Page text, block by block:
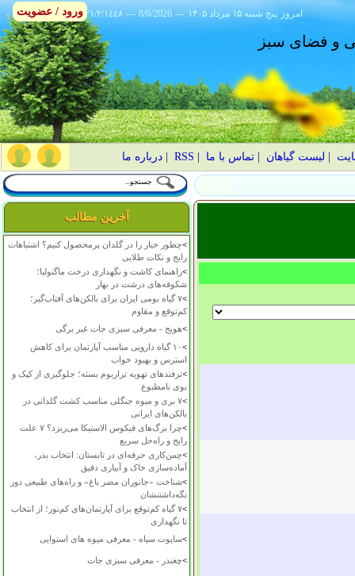
٢١/٢/١٤٤٨ --- 8/6/2026 --- ۱۴۰۵ پنج شنبه ۱۵ مرداد امروز
و فضای سبز
لیست گیاهان |تماس با ما RSS
|درباره ما
آخرین مطالب
>چطور خیار را در گلدان پرمحصول کنیم؟ اشتباهات
رایج و نکات طلایی
>راهنمای کاشت و نگهداری درخت ماگنولیا؛
شکوفه‌های درشت در بهار
>
۷ گیاه بومی ایران برای بالکن‌های آفتاب‌گیر؛
کم‌توقع و مقاوم
>هویج - معرفی سبزی جات غیر برگی
>
۱۰ گیاه دارویی مناسب آپارتمان برای کاهش
استرس و بهبود خواب
>ترفندهای تهویه تراریوم بسته؛ جلوگیری از کپک و
بوی نامطبوع
>
۷ بری و میوه جنگلی مناسب کشت گلدانی در
بالکن‌های ایرانی
>
چرا برگ‌های فیکوس الاستیکا می‌ریزد؟ ۷ علت
رایج و راه‌حل سریع
>چمن‌کاری حرفه‌ای در تابستان: انتخاب بذر،
آماده‌سازی خاک و آبیاری دقیق
>شناخت «جانوران مضر باغ» و راه‌های طبیعی دور
نگه‌داشتنشان
>
۷ گیاه کم‌توقع برای آپارتمان‌های کم‌نور؛ از انتخاب
تا نگهداری
>ساپوت سیاه - معرفی میوه های استوایی
>چغندر - معرفی سبزی جات
ورود / عضویت